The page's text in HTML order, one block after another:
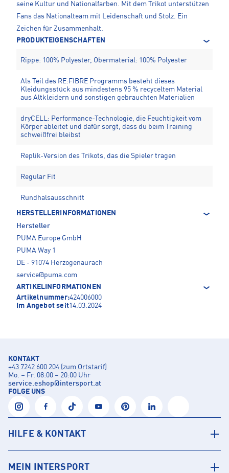
seine Kultur und Nationalfarben. Mit dem Trikot unterstützen
Fans das Nationalteam mit Leidenschaft und Stolz. Ein
Zeichen für Zusammenhalt.
PRODUKTEIGENSCHAFTEN
Rippe: 100% Polyester, Obermaterial: 100% Polyester
Als Teil des RE:FIBRE Programms besteht dieses
Kleidungsstück aus mindestens 95 % recyceltem Material
aus Altkleidern und sonstigen gebrauchten Materialien
dryCELL: Performance-Technologie, die Feuchtigkeit vom
Körper ableitet und dafür sorgt, dass du beim Training
schweißfrei bleibst
Replik-Version des Trikots, das die Spieler tragen
Regular Fit
Rundhalsausschnitt
HERSTELLERINFORMATIONEN
Hersteller
PUMA Europe GmbH
PUMA Way 1
DE - 91074 Herzogenaurach
service@puma.com
ARTIKELINFORMATIONEN
Artikelnummer:424006000
Im Angebot seit14.03.2024
KONTAKT
+43 7242 600 204 (zum Ortstarif)
Mo. – Fr. 08:00 – 20:00 Uhr
service.eshop@intersport.at
FOLGE UNS
HILFE & KONTAKT
MEIN INTERSPORT